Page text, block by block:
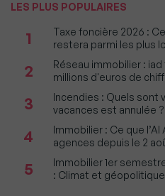
LES PLUS POPULAIRES
1
Taxe foncière 2026 :
restera parmi les plus
2
Réseau immobilier :
millions d'euros de
3
Incendies : Quels sont
vacances est annulée ?
4
Immobilier : Ce que
agences depuis le 2
5
Immobilier 1er
: Climat et